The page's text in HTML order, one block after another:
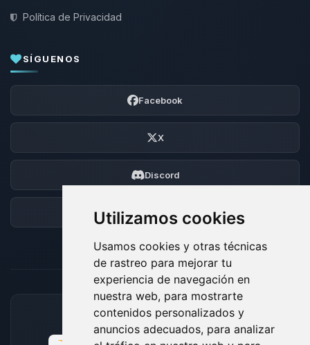
Utilizamos cookies
Usamos cookies y otras técnicas
de rastreo para mejorar tu
experiencia de navegación en
nuestra web, para mostrarte
contenidos personalizados y
anuncios adecuados, para analizar
Política de Privacidad
SÍGUENOS
Facebook
X
Discord
Foro
MÉTODOS DE PAGO ACEPTADOS